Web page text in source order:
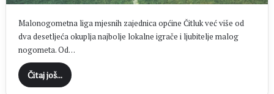
Malonogometna liga mjesnih zajednica općine Čitluk već više od
dva desetljeća okuplja najbolje lokalne igrače i ljubitelje malog
nogometa. Od…
Čitaj još...